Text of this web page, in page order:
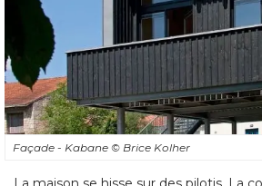
Façade - Kabane © Brice Kolher